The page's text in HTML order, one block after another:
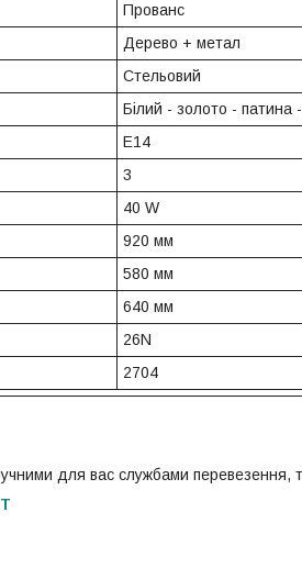
Прованс
Дерево + метал
Стельовий
Білий - золото - патина
E14
3
40 W
920 мм
580 мм
640 мм
26N
2704
для вас службами перевезення,